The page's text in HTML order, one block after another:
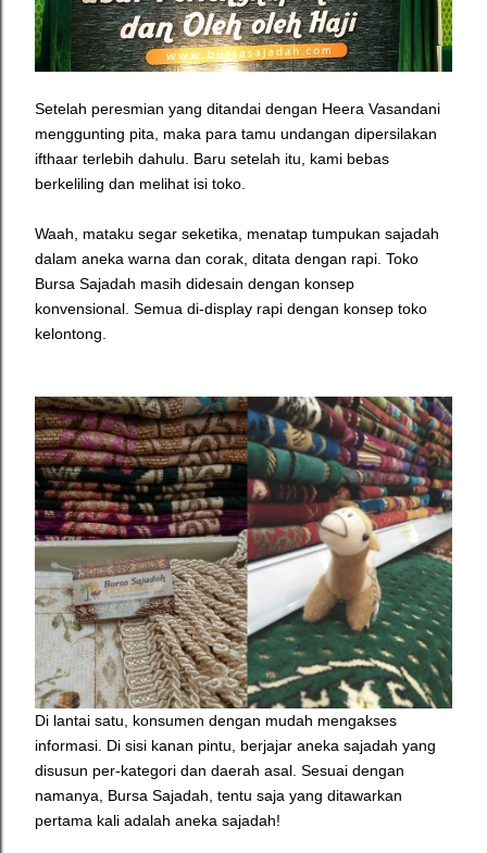
Setelah peresmian yang ditandai dengan Heera Vasandani
menggunting pita, maka para tamu undangan dipersilakan
ifthaar terlebih dahulu. Baru setelah itu, kami bebas
berkeliling dan melihat isi toko.
Waah, mataku segar seketika, menatap tumpukan sajadah
dalam aneka warna dan corak, ditata dengan rapi. Toko
Bursa Sajadah masih didesain dengan konsep
konvensional. Semua di-display rapi dengan konsep toko
kelontong.
Di lantai satu, konsumen dengan mudah mengakses
informasi. Di sisi kanan pintu, berjajar aneka sajadah yang
disusun per-kategori dan daerah asal. Sesuai dengan
namanya, Bursa Sajadah, tentu saja yang ditawarkan
pertama kali adalah aneka sajadah!